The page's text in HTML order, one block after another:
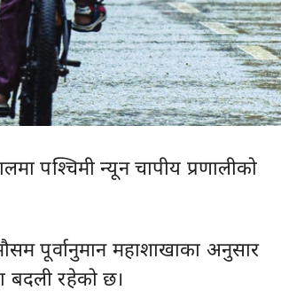
पश्चिमी न्यून चापीय प्रणालीको
पूर्वानुमान महाशाखाका अनुसार
रहेको छ।